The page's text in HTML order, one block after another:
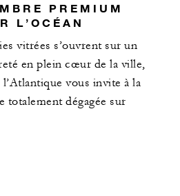
hôtes séjournant dans une suite :
de crédit hôtelier par séjour
PREMIUM
L’OCÉAN
vitrées s’ouvrent sur un
en plein cœur de la ville,
vous invite à la
totalement dégagée sur